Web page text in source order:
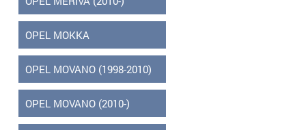
OPEL MOKKA
OPEL MOVANO (1998-2010)
OPEL MOVANO (2010-)